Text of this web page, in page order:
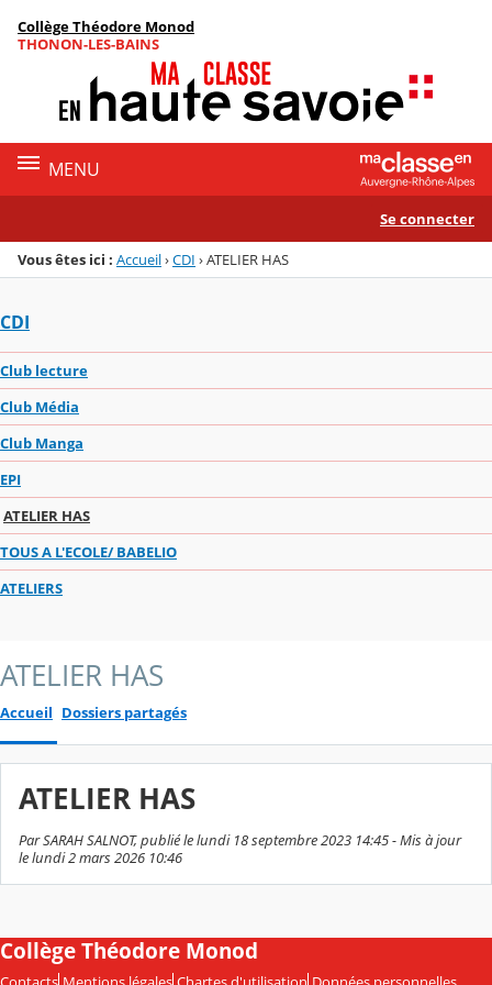
Menu de la rubrique
Contenu
Collège Théodore Monod
THONON-LES-BAINS
MENU
Se connecter
Vous êtes ici : Accueil›CDI ›ATELIER HAS
CDI
Club lecture
Club Média
Club Manga
EPI
ATELIER HAS
TOUS A L'ECOLE/ BABELIO
ATELIERS
ATELIER HAS
Accueil Dossiers partagés
ATELIER HAS
Par SARAH SALNOT, publié le lundi 18 septembre 2023 14:45 - Mis à jour
le lundi 2 mars 2026 10:46
Collège Théodore Monod